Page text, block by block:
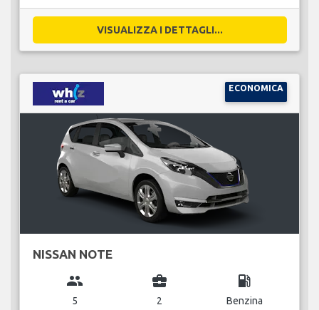
VISUALIZZA I DETTAGLI...
ECONOMICA
NISSAN NOTE
group
5
business_center
2
local_gas_station
Benzina